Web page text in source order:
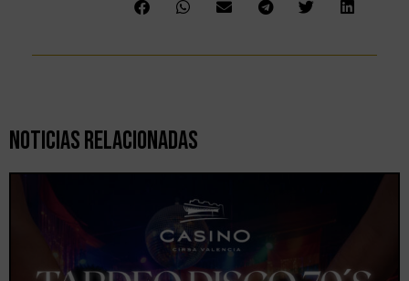
Noticias Relacionadas